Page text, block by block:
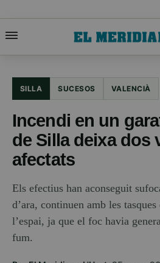
SILLA SUCESOS VALENCIÀ
Incendi en un
de Silla deixa dos
afectats
Els efectius han aconseguit
d’ara, continuen amb les
l’espai, ja que el foc havia
fum.